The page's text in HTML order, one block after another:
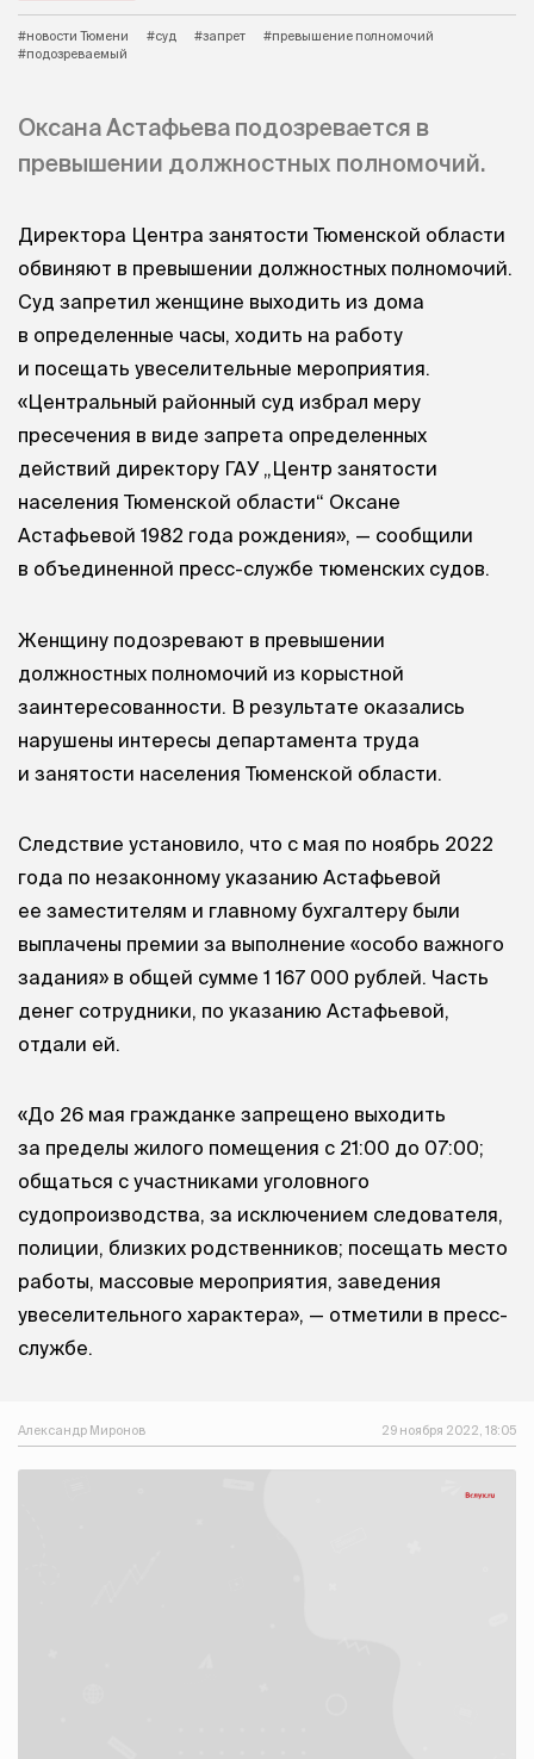
#новости Тюмени #суд #запрет
#превышение полномочий
#подозреваемый
Оксана Астафьева подозревается в
превышении должностных полномочий.
Директора Центра занятости Тюменской области
обвиняют в превышении должностных полномочий.
Суд запретил женщине выходить из дома
в определенные часы, ходить на работу
и посещать увеселительные мероприятия.
«Центральный районный суд избрал меру
пресечения в виде запрета определенных
действий директору ГАУ „Центр занятости
населения Тюменской области“ Оксане
Астафьевой 1982 года рождения», — сообщили
в объединенной пресс-службе тюменских судов.
Женщину подозревают в превышении
должностных полномочий из корыстной
заинтересованности. В результате оказались
нарушены интересы департамента труда
и занятости населения Тюменской области.
Следствие установило, что с мая по ноябрь 2022
года по незаконному указанию Астафьевой
ее заместителям и главному бухгалтеру были
выплачены премии за выполнение «особо важного
задания» в общей сумме 1 167 000 рублей. Часть
денег сотрудники, по указанию Астафьевой,
отдали ей.
«До 26 мая гражданке запрещено выходить
за пределы жилого помещения с 21:00 до 07:00;
общаться с участниками уголовного
судопроизводства, за исключением следователя,
полиции, близких родственников; посещать место
работы, массовые мероприятия, заведения
увеселительного характера», — отметили в пресс-
службе.
Александр Миронов 29 ноября 2022, 18:05